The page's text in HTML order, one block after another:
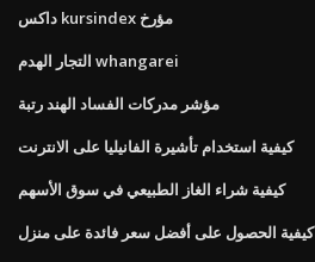
داكس kursindex مؤرخ
التجار الهدم whangarei
مؤشر مدركات الفساد الهند رتبة
كيفية استخدام تأشيرة الفانيليا على الانترنت
كيفية شراء الغاز الطبيعي في سوق الأسهم
كيفية الحصول على أفضل سعر فائدة على منزل